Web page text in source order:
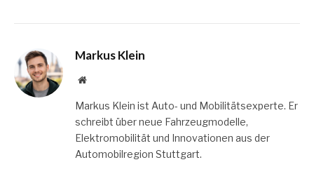
Markus Klein
Website
Markus Klein ist Auto- und Mobilitätsexperte. Er
schreibt über neue Fahrzeugmodelle,
Elektromobilität und Innovationen aus der
Automobilregion Stuttgart.